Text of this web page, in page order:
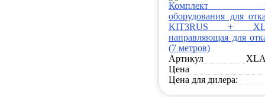
Комплект
оборудования для
KIT3RUS +
направляющая для
(7 метров)
Артикул
Цена
Цена для дилера: